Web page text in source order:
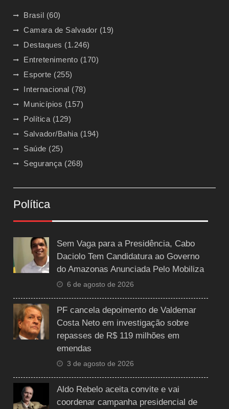
Brasil (60)
Camara de Salvador (19)
Destaques (1.246)
Entretenimento (170)
Esporte (255)
Internacional (78)
Municípios (157)
Política (129)
Salvador/Bahia (194)
Saúde (25)
Segurança (268)
Política
Sem Vaga para a Presidência, Cabo
Daciolo Tem Candidatura ao Governo
do Amazonas Anunciada Pelo Mobiliza
6 de agosto de 2026
PF cancela depoimento de Valdemar
Costa Neto em investigação sobre
repasses de R$ 119 milhões em
emendas
3 de agosto de 2026
Aldo Rebelo aceita convite e vai
coordenar campanha presidencial de